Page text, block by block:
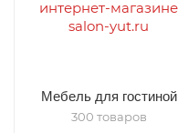
Мебель для гостиной
300 товаров